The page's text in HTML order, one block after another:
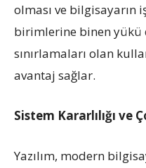
olması ve bilgisayarın
birimlerine binen yükü
sınırlamaları olan
avantaj sağlar.
Sistem Kararlılığı ve
Yazılım, modern